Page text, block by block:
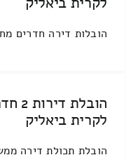
הובלות דירה חדרים
לקרית ביאליק
הובלת תכולת דירה